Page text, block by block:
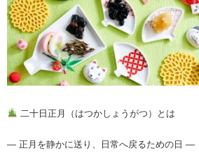
二十日正月（はつかしょうがつ）とは
― 正月を静かに送り、日常へ戻るための日 ―